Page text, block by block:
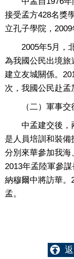
接受孟方428名獎
立孔子學院，
2005年5月，北
為我國公民出境
建立友城關係。
次，我國公民赴孟
（二）軍事交
中孟建交後，兩
是人員培訓和裝
分別來華參加我海
2013年孟陸軍參
納穆爾中將訪華。
孟。